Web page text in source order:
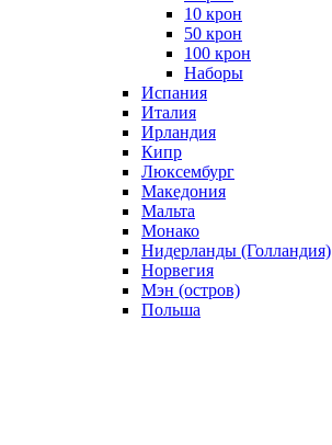
10 крон
50 крон
100 крон
Наборы
Испания
Италия
Ирландия
Кипр
Люксембург
Македония
Мальта
Монако
Нидерланды (Голландия)
Норвегия
Мэн (остров)
Польша